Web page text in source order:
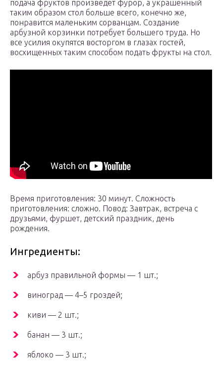
подача фруктов произведет фурор, а украшенный
таким образом стол больше всего, конечно же,
понравится маленьким сорванцам. Создание
арбузной корзинки потребует большего труда. Но
все усилия окупятся восторгом в глазах гостей,
восхищенных таким способом подать фрукты на стол.
Время приготовления: 30 минут. Сложность
приготовления: сложно. Повод: Завтрак, встреча с
друзьями, фуршет, детский праздник, день
рождения.
Ингредиенты:
арбуз правильной формы — 1 шт.;
виноград — 4–5 гроздей;
киви — 2 шт.;
банан — 3 шт.;
яблоко — 3 шт.;